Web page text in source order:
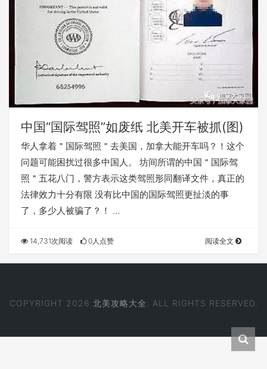
中国“国际驾照”如废纸 北美开车被抓(图)
华人拿着＂国际驾照＂去美国，加拿大能开车吗？！这个
问题可能困扰过很多中国人。 坊间所谓的中国＂国际驾
照＂五花八门，警方表示这类驾照形同翻译文件，真正的
法律效力十分有限 没有比中国的国际驾照更扯淡的事
了，多少人被骗了？！ …
14,731次阅读 0人点赞 阅读全文
COPYRIGHT 2026 北美攻略大全 . ALL RIGHTS RESERVED.